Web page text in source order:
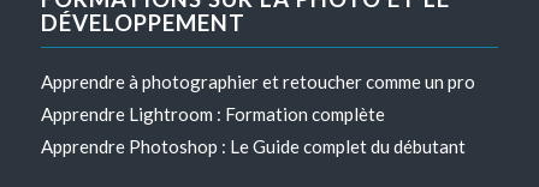
DÉVELOPPEMENT
Apprendre à photographier et retoucher comme un pro
Apprendre Lightroom : Formation complète
Apprendre Photoshop : Le Guide complet du débutant